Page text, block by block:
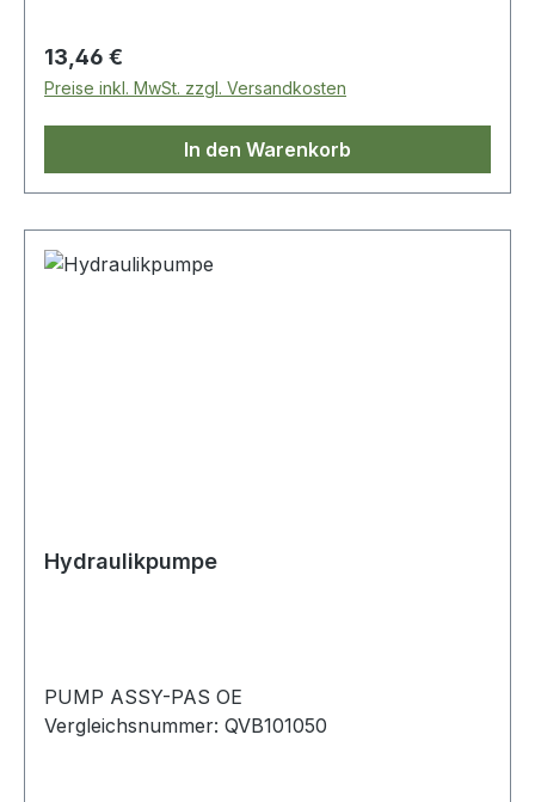
Regulärer Preis:
13,46 €
Preise inkl. MwSt. zzgl. Versandkosten
In den Warenkorb
Hydraulikpumpe
PUMP ASSY-PAS OE
Vergleichsnummer: QVB101050